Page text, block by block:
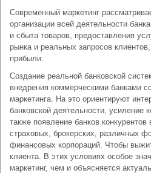
Современный маркетинг
организации всей деятельности
и сбыта товаров, предоставления
рынка и реальных запросов
прибыли.
Создание реальной банковской
внедрения коммерческими банками
маркетинга. На это ориентируют
банковской деятельности, усиление
также появление банков
страховых, брокерских, различных
финансовых корпораций. Чтобы
клиента. В этих условиях особое
маркетинг, чем и объясняется